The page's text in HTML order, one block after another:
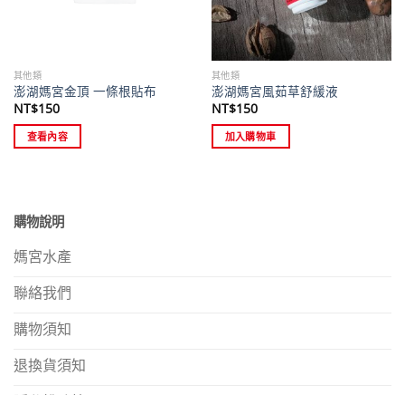
其他類
澎湖媽宮金頂 一條根貼布
NT$150
查看內容
其他類
澎湖媽宮風茹草舒緩液
NT$150
加入購物車
購物說明
媽宮水產
聯絡我們
購物須知
退換貨須知